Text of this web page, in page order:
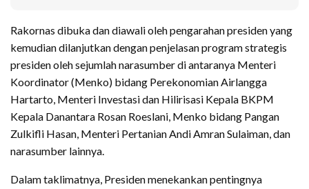
Rakornas dibuka dan diawali oleh pengarahan presiden yang
kemudian dilanjutkan dengan penjelasan program strategis
presiden oleh sejumlah narasumber di antaranya Menteri
Koordinator (Menko) bidang Perekonomian Airlangga
Hartarto, Menteri Investasi dan Hilirisasi Kepala BKPM
Kepala Danantara Rosan Roeslani, Menko bidang Pangan
Zulkifli Hasan, Menteri Pertanian Andi Amran Sulaiman, dan
narasumber lainnya.
Dalam taklimatnya, Presiden menekankan pentingnya